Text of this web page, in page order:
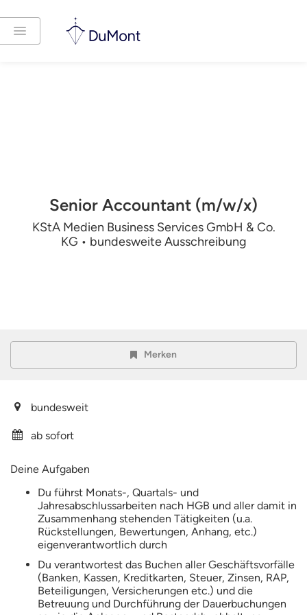
Senior Accountant (m/w/x)
KStA Medien Business Services GmbH & Co.
KG • bundesweite Ausschreibung
Merken
bundesweit
ab sofort
Deine Aufgaben
Du führst Monats-, Quartals- und
Jahresabschlussarbeiten nach HGB und aller damit in
Zusammenhang stehenden Tätigkeiten (u.a.
Rückstellungen, Bewertungen, Anhang, etc.)
eigenverantwortlich durch
Du verantwortest das Buchen aller Geschäftsvorfälle
(Banken, Kassen, Kreditkarten, Steuer, Zinsen, RAP,
Beteiligungen, Versicherungen etc.) und die
Betreuung und Durchführung der Dauerbuchungen